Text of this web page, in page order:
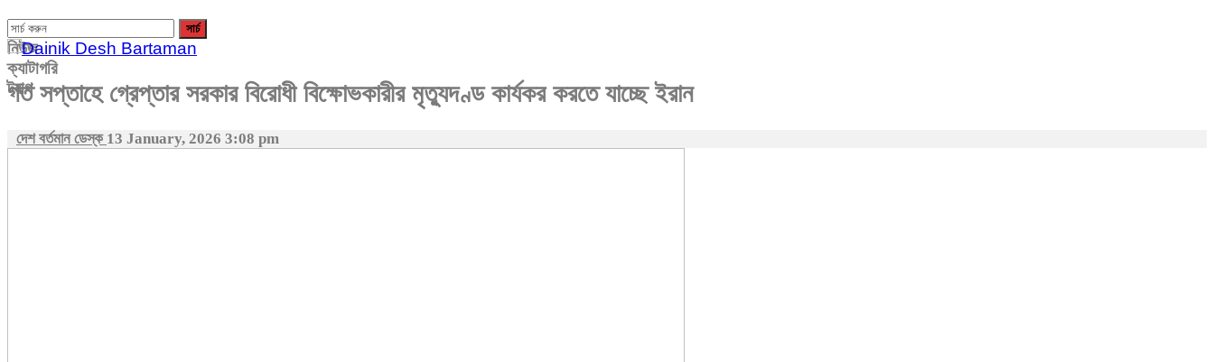
নিউজ
ক্যাটাগরি
ট্যাগ
গত সপ্তাহে গ্রেপ্তার সরকার বিরোধী বিক্ষোভকারীর মৃত্যুদণ্ড কার্যকর করতে যাচ্ছে ইরান
দেশ বর্তমান ডেস্ক 13 January, 2026 3:08 pm